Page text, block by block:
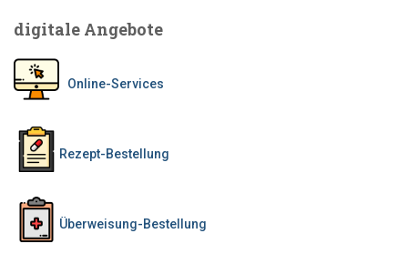
digitale Angebote
Online-Services
Rezept-Bestellung
Überweisung-Bestellung